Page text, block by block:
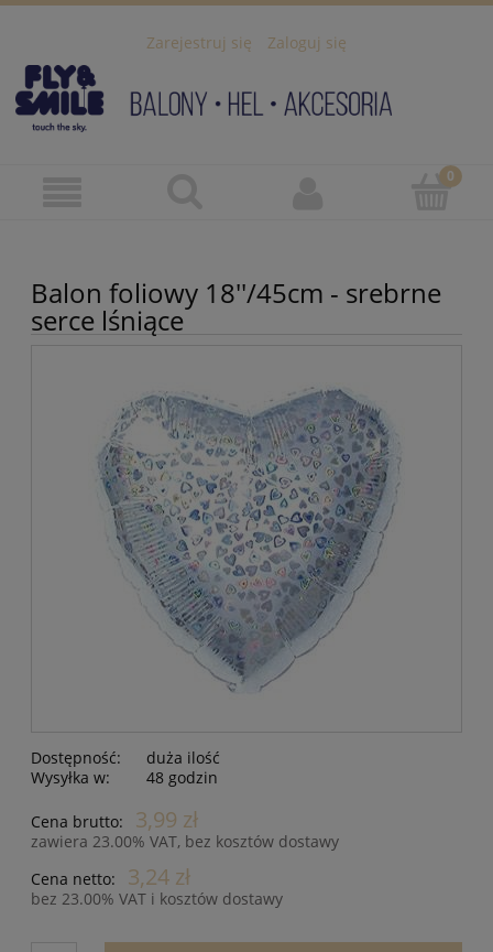
Zarejestruj się Zaloguj się
Balon foliowy 18''/45cm - srebrne
serce lśniące
Dostępność:
duża ilość
Wysyłka w:
48 godzin
Cena brutto: 3,99 zł
zawiera 23.00% VAT, bez kosztów dostawy
Cena netto:
3,24 zł
bez 23.00% VAT i kosztów dostawy